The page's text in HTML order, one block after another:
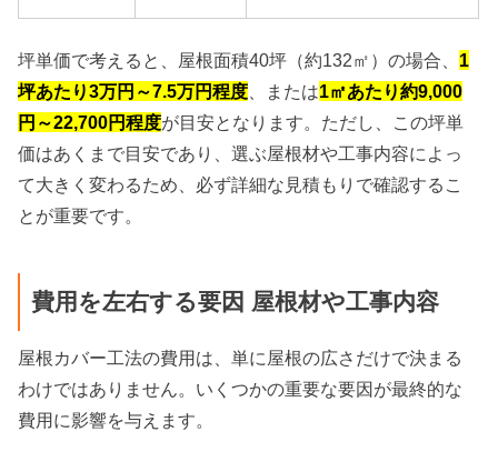
坪単価で考えると、屋根面積40坪（約132㎡）の場合、 1
坪あたり3万円～7.5万円程度 、または1㎡あたり約9,000
円～22,700円程度が目安となります。ただし、この坪単
価はあくまで目安であり、選ぶ屋根材や工事内容によっ
て大きく変わるため、必ず詳細な見積もりで確認するこ
とが重要です。
費用を左右する要因 屋根材や工事内容
屋根カバー工法の費用は、単に屋根の広さだけで決まる
わけではありません。いくつかの重要な要因が最終的な
費用に影響を与えます。